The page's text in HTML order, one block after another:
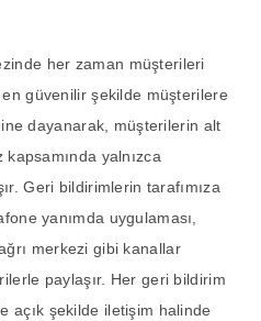
her zaman müşterileri
güvenilir şekilde müşterilere
dayanarak, müşterilerin alt
yalnızca
Geri bildirimlerin tarafımıza
yanımda uygulaması,
merkezi gibi kanallar
paylaşır. Her geri bildirim
açık şekilde iletişim halinde